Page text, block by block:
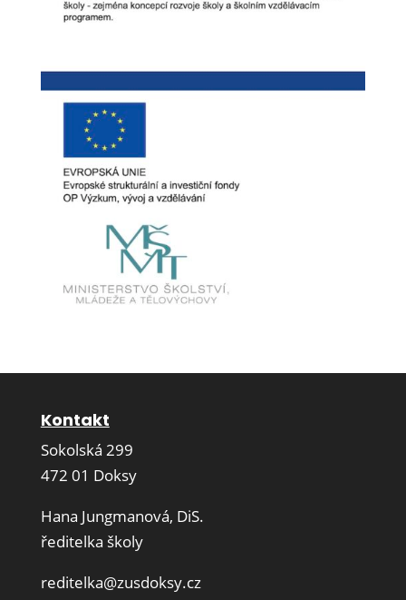
Kontakt
Sokolská 299
472 01 Doksy
Hana Jungmanová, DiS.
ředitelka školy
reditelka@zusdoksy.cz